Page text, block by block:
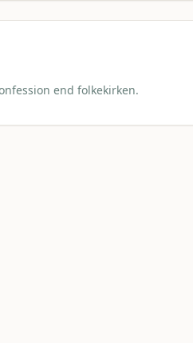
end folkekirken.